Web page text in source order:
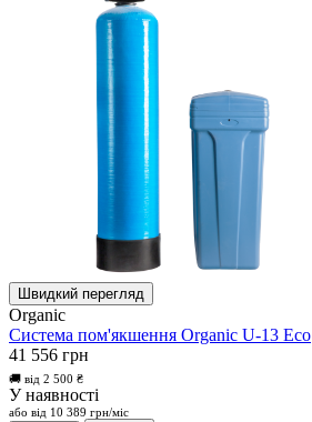
Швидкий перегляд
Organic
Система пом'якшення Organic U-13 Eco
41 556 грн
🚚 від 2 500 ₴
У наявності
або від 10 389 грн/міс